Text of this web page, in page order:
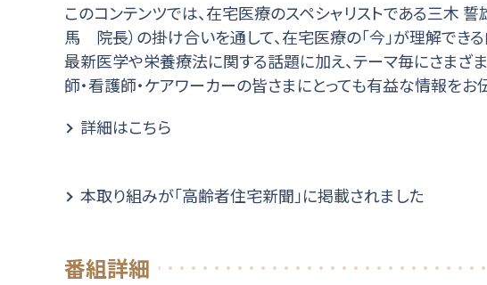
このコンテンツでは、在宅医療のスペシャリストである三木
馬 院長）の掛け合いを通して、在宅医療の「今」が理解できる
最新医学や栄養療法に関する話題に加え、テーマ毎にさまざ
師・看護師・ケアワーカーの皆さまにとっても有益な情報を
詳細はこちら
本取り組みが「高齢者住宅新聞」に掲載されました
番組詳細